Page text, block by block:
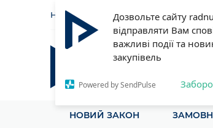
Дозвольте сайту
відправляти Вам
важливі події та
закупівель
Powered by SendPulse
НОВИНИ СТАТТІ
Радник у сфері
Все для закупівель на
НОВИЙ ЗАКОН